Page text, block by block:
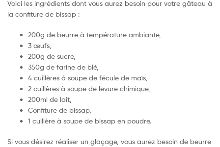
Voici les ingrédients dont vous aurez besoin pour votre gâteau à
la confiture de bissap :
200g de beurre à température ambiante,
3 œufs,
200g de sucre,
350g de farine de blé,
4 cuillères à soupe de fécule de maïs,
2 cuillères à soupe de levure chimique,
200ml de lait,
Confiture de bissap,
1 cuillère à soupe de bissap en poudre.
Si vous désirez réaliser un glaçage, vous aurez besoin de beurre